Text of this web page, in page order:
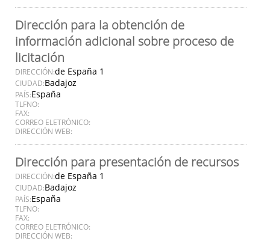
Dirección para la obtención de
información adicional sobre proceso de
licitación
DIRECCIÓN:de España 1
CIUDAD:Badajoz
PAÍS:España
TLFNO:
FAX:
CORREO ELETRÓNICO:
DIRECCIÓN WEB:
Dirección para presentación de recursos
DIRECCIÓN:de España 1
CIUDAD:Badajoz
PAÍS:España
TLFNO:
FAX:
CORREO ELETRÓNICO:
DIRECCIÓN WEB: